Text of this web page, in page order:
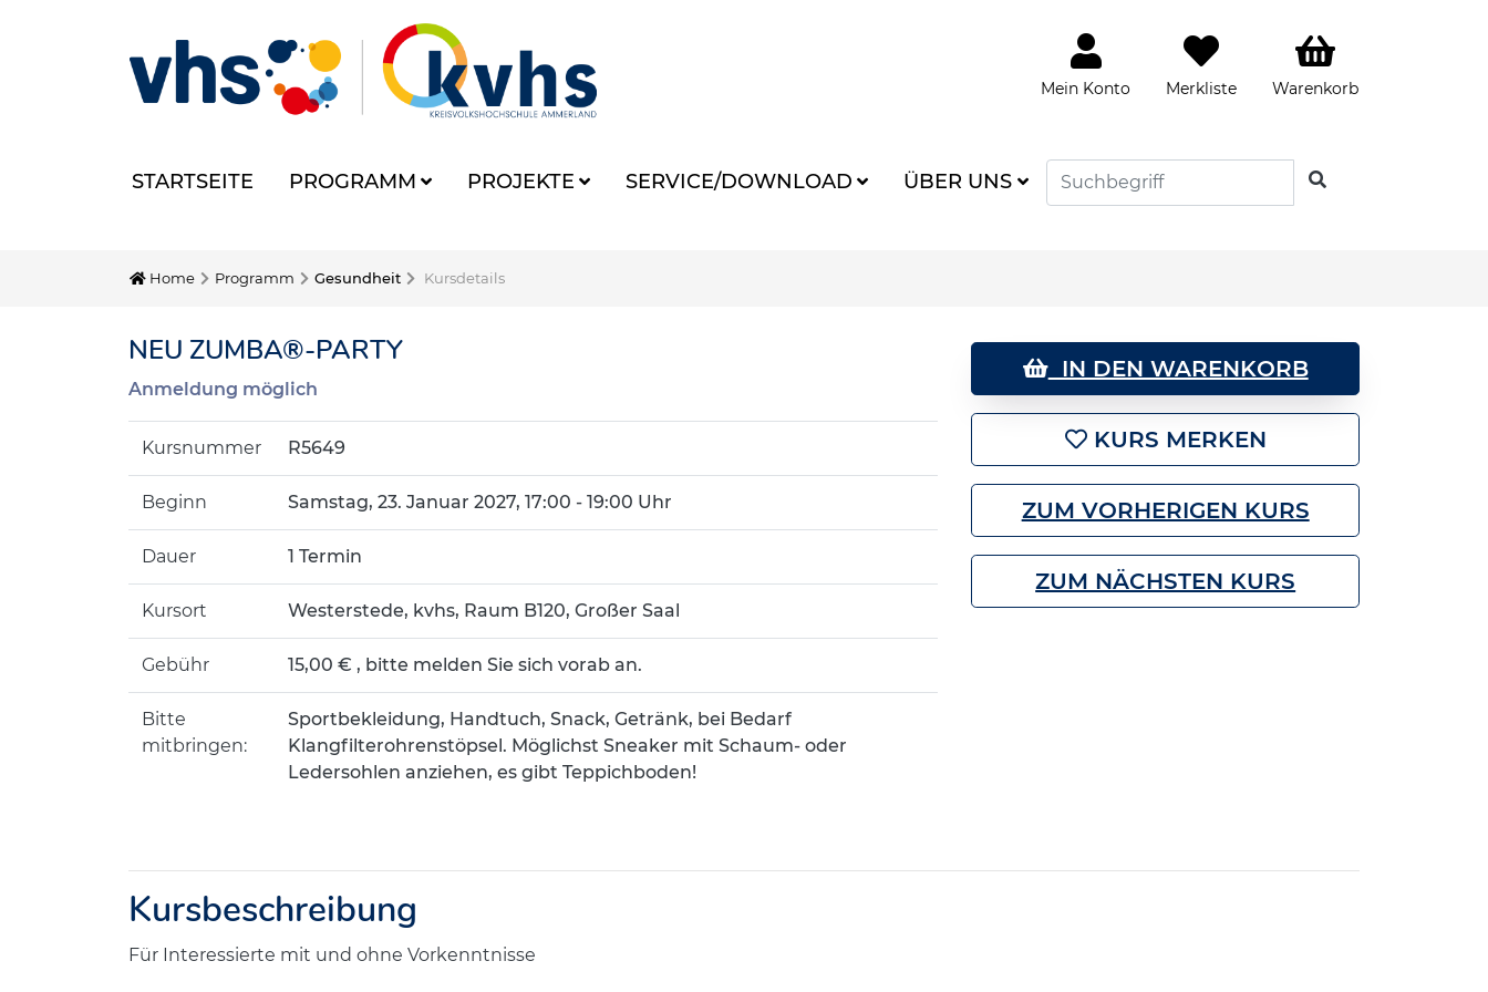
Mein Konto Merkliste Warenkorb
STARTSEITE PROGRAMM PROJEKTE SERVICE/DOWNLOAD ÜBER UNS SUCHEN
Home Programm Gesundheit Kursdetails
NEU ZUMBA®-PARTY
Anmeldung möglich
Kursnummer R5649
Beginn Samstag, 23. Januar 2027, 17:00 - 19:00 Uhr
Dauer 1 Termin
Kursort Westerstede, kvhs, Raum B120, Großer Saal
Gebühr 15,00 € , bitte melden Sie sich vorab an.
Bitte
mitbringen:
Sportbekleidung, Handtuch, Snack, Getränk, bei Bedarf
Klangfilterohrenstöpsel. Möglichst Sneaker mit Schaum- oder
Ledersohlen anziehen, es gibt Teppichboden!
IN DEN WARENKORB
KURS MERKEN
ZUM VORHERIGEN KURS
ZUM NÄCHSTEN KURS
Kursbeschreibung
Für Interessierte mit und ohne Vorkenntnisse